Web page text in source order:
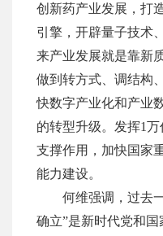
创新药产业发展，打
引擎，开辟量子技术
来产业发展就是靠新
做到转方式、调结构
快数字产业化和产业
的转型升级。发挥1
支撑作用，加快国家
能力建设。
何维强调，过去
确立”是新时代党和